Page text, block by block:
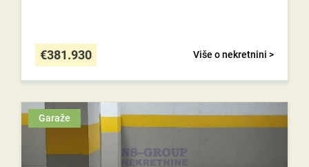
Više o nekretnini >
€381.930
Garaže